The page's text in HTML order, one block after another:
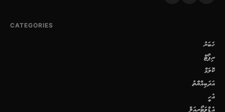
CATEGORIES
ޚަބަރު
ރިޕޯޓް
ކޮލަމް
އަދަބިއްޔާތު
އެހީ
އެޑްވަޓޯރިއަލް